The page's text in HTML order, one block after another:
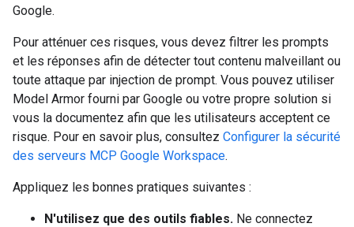
Google.
Pour atténuer ces risques, vous devez filtrer les prompts
et les réponses afin de détecter tout contenu malveillant ou
toute attaque par injection de prompt. Vous pouvez utiliser
Model Armor fourni par Google ou votre propre solution si
vous la documentez afin que les utilisateurs acceptent ce
risque. Pour en savoir plus, consultez Configurer la sécurité
des serveurs MCP Google Workspace.
Appliquez les bonnes pratiques suivantes :
N'utilisez que des outils fiables. Ne connectez